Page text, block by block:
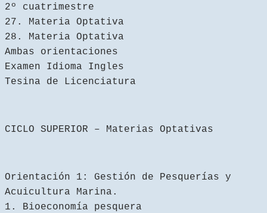
2º cuatrimestre
27. Materia Optativa
28. Materia Optativa
Ambas orientaciones
Examen Idioma Ingles
Tesina de Licenciatura
CICLO SUPERIOR – Materias Optativas
Orientación 1: Gestión de Pesquerías y
Acuicultura Marina.
1. Bioeconomía pesquera